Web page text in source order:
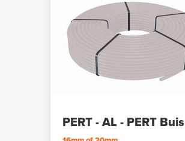
PERT - AL - PERT Buis